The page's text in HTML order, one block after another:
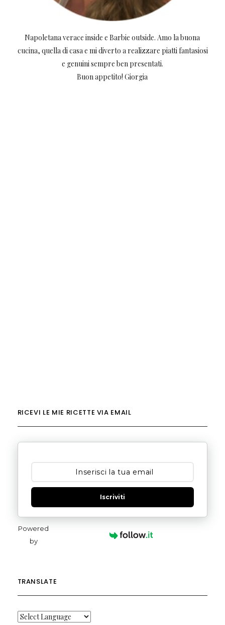
Napoletana verace inside e Barbie outside. Amo la buona
cucina, quella di casa e mi diverto a realizzare piatti fantasiosi
e genuini sempre ben presentati.
Buon appetito! Giorgia
RICEVI LE MIE RICETTE VIA EMAIL
Iscriviti
Powered
by
TRANSLATE